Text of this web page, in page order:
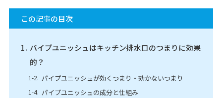
この記事の目次
パイプユニッシュはキッチン排水口のつまりに効果
的？
パイプユニッシュが効くつまり・効かないつまり
パイプユニッシュの成分と仕組み